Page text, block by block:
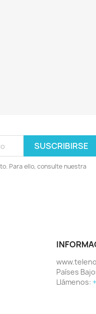
Para ello, consulte nuestra
Países
Llámenos: